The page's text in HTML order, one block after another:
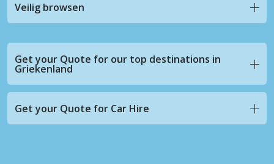
Veilig browsen
Get your Quote for our top destinations in
Griekenland
Get your Quote for Car Hire